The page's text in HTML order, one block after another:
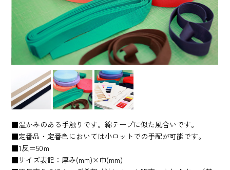
■温かみのある手触りです。綿テープに似た風合いです。
■定番品・定番色においては小ロットでの手配が可能です。
■1反＝50ｍ
■サイズ表記：厚み(mm)×巾(mm)